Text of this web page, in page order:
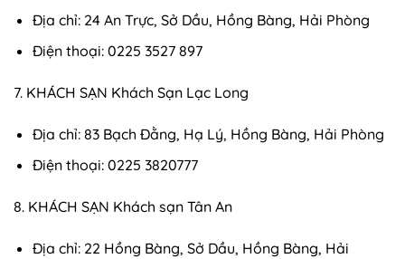
Địa chỉ: 24 An Trực, Sở Dầu, Hồng Bàng, Hải Phòng
Điện thoại: 0225 3527 897
7. KHÁCH SẠN Khách Sạn Lạc Long
Địa chỉ: 83 Bạch Đằng, Hạ Lý, Hồng Bàng, Hải Phòng
Điện thoại: 0225 3820777
8. KHÁCH SẠN Khách sạn Tân An
Địa chỉ: 22 Hồng Bàng, Sở Dầu, Hồng Bàng, Hải